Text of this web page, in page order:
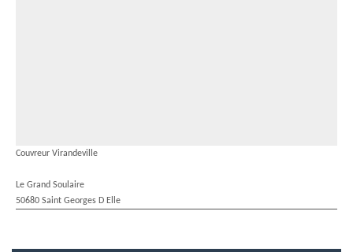
Couvreur Virandeville
Le Grand Soulaire
50680 Saint Georges D Elle